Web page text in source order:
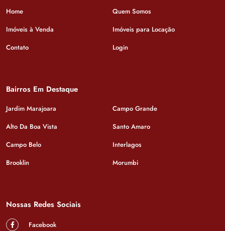
Home
Quem Somos
Imóveis à Venda
Imóveis para Locação
Contato
Login
Bairros Em Destaque
Jardim Marajoara
Campo Grande
Alto Da Boa Vista
Santo Amaro
Campo Belo
Interlagos
Brooklin
Morumbi
Nossas Redes Sociais
Facebook